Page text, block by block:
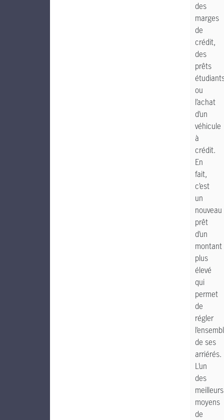
des
marges
de
crédit,
des
prêts
ou
l’achat
d’un
véhicule
à
crédit.
En
fait,
c’est
un
nouveau
prêt
d’un
montant
plus
élevé
qui
permet
de
régler
de ses
arriérés.
L’un
des
meilleurs
moyens
de